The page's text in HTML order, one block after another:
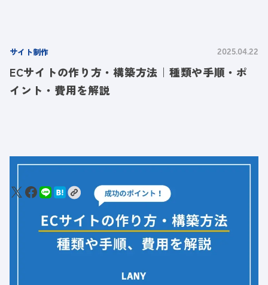
サイト制作 2025.04.22
ECサイトの作り方・構築方法｜種類や手順・ポ
イント・費用を解説